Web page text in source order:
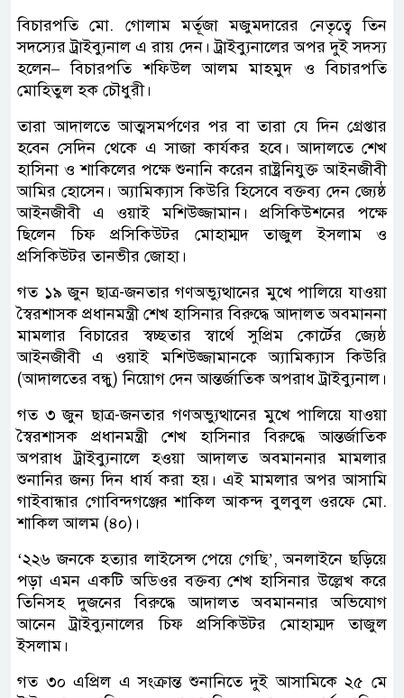
বিচারপতি মো. গোলাম মর্তূজা মজুমদারের নেতৃত্বে তিন
সদস্যের ট্রাইব্যুনাল এ রায় দেন। ট্রাইব্যুনালের অপর দুই সদস্য
হলেন– বিচারপতি শফিউল আলম মাহমুদ ও বিচারপতি
মোহিতুল হক চৌধুরী।
তারা আদালতে আত্মসমর্পণের পর বা তারা যে দিন গ্রেপ্তার
হবেন সেদিন থেকে এ সাজা কার্যকর হবে। আদালতে শেখ
হাসিনা ও শাকিলের পক্ষে শুনানি করেন রাষ্ট্রনিযুক্ত আইনজীবী
আমির হোসেন। অ্যামিক্যাস কিউরি হিসেবে বক্তব্য দেন জ্যেষ্ঠ
আইনজীবী এ ওয়াই মশিউজ্জামান। প্রসিকিউশনের পক্ষে
ছিলেন চিফ প্রসিকিউটর মোহাম্মদ তাজুল ইসলাম ও
প্রসিকিউটর তানভীর জোহা।
গত ১৯ জুন ছাত্র-জনতার গণঅভ্যুত্থানের মুখে পালিয়ে যাওয়া
স্বৈরশাসক প্রধানমন্ত্রী শেখ হাসিনার বিরুদ্ধে আদালত অবমাননা
মামলার বিচারের স্বচ্ছতার স্বার্থে সুপ্রিম কোর্টের জ্যেষ্ঠ
আইনজীবী এ ওয়াই মশিউজ্জামানকে অ্যামিক্যাস কিউরি
(আদালতের বন্ধু) নিয়োগ দেন আন্তর্জাতিক অপরাধ ট্রাইব্যুনাল।
গত ৩ জুন ছাত্র-জনতার গণঅভ্যুত্থানের মুখে পালিয়ে যাওয়া
স্বৈরশাসক প্রধানমন্ত্রী শেখ হাসিনার বিরুদ্ধে আন্তর্জাতিক
অপরাধ ট্রাইব্যুনালে হওয়া আদালত অবমাননার মামলার
শুনানির জন্য দিন ধার্য করা হয়। এই মামলার অপর আসামি
গাইবান্ধার গোবিন্দগঞ্জের শাকিল আকন্দ বুলবুল ওরফে মো.
শাকিল আলম (৪০)।
‘২২৬ জনকে হত্যার লাইসেন্স পেয়ে গেছি’, অনলাইনে ছড়িয়ে
পড়া এমন একটি অডিওর বক্তব্য শেখ হাসিনার উল্লেখ করে
তিনিসহ দুজনের বিরুদ্ধে আদালত অবমাননার অভিযোগ
আনেন ট্রাইব্যুনালের চিফ প্রসিকিউটর মোহাম্মদ তাজুল
ইসলাম।
গত ৩০ এপ্রিল এ সংক্রান্ত শুনানিতে দুই আসামিকে ২৫ মে